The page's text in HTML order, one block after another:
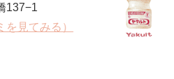
137−1
を見てみる）